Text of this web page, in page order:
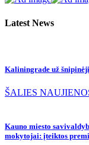
Latest News
Kaliningrade už
ŠALIES
Kauno miesto
mokytojai: įteiktos